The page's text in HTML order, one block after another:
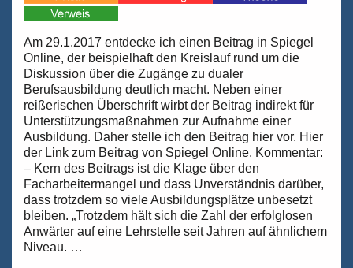
Am 29.1.2017 entdecke ich einen Beitrag in Spiegel
Online, der beispielhaft den Kreislauf rund um die
Diskussion über die Zugänge zu dualer
Berufsausbildung deutlich macht. Neben einer
reißerischen Überschrift wirbt der Beitrag indirekt für
Unterstützungsmaßnahmen zur Aufnahme einer
Ausbildung. Daher stelle ich den Beitrag hier vor. Hier
der Link zum Beitrag von Spiegel Online. Kommentar:
– Kern des Beitrags ist die Klage über den
Facharbeitermangel und dass Unverständnis darüber,
dass trotzdem so viele Ausbildungsplätze unbesetzt
bleiben. „Trotzdem hält sich die Zahl der erfolglosen
Anwärter auf eine Lehrstelle seit Jahren auf ähnlichem
Niveau. …